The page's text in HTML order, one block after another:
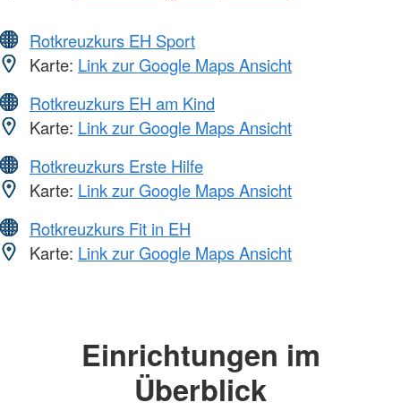
Rotkreuzkurs EH Sport
Karte: Link zur Google Maps Ansicht
Rotkreuzkurs EH am Kind
Karte: Link zur Google Maps Ansicht
Rotkreuzkurs Erste Hilfe
Karte: Link zur Google Maps Ansicht
Rotkreuzkurs Fit in EH
Karte: Link zur Google Maps Ansicht
Einrichtungen im
Überblick